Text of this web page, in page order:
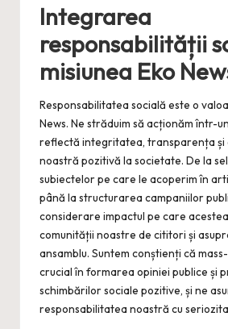
Integrarea
responsabilității
misiunea Eko
Responsabilitatea socială este o
News. Ne străduim să acționăm într-
reflectă integritatea, transparența și
noastră pozitivă la societate. De la
subiectelor pe care le acoperim în
până la structurarea campaniilor
considerare impactul pe care
comunității noastre de cititori și
ansamblu. Suntem conștienți că
crucial în formarea opiniei publice și
schimbărilor sociale pozitive, și ne
responsabilitatea noastră cu